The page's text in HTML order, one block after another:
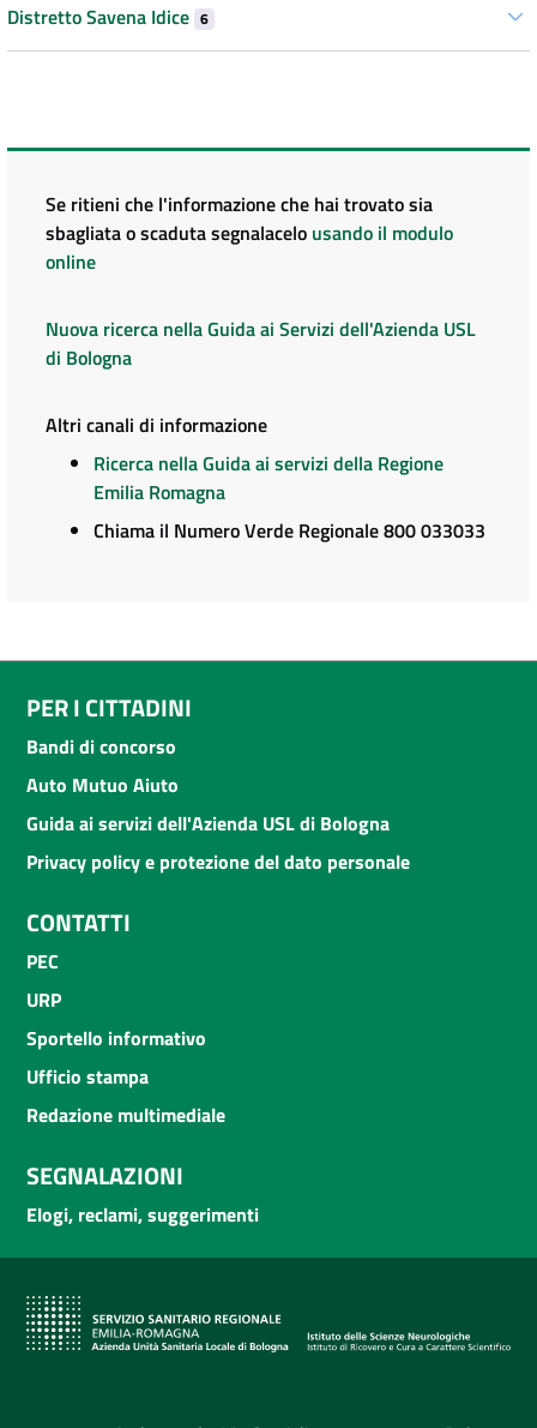
Distretto Savena Idice 6
Se ritieni che l'informazione che hai trovato sia
sbagliata o scaduta segnalacelo usando il modulo
online
Nuova ricerca nella Guida ai Servizi dell'Azienda USL
di Bologna
Altri canali di informazione
Ricerca nella Guida ai servizi della Regione
Emilia Romagna
Chiama il Numero Verde Regionale 800 033033
PER I CITTADINI
Bandi di concorso
Auto Mutuo Aiuto
Guida ai servizi dell'Azienda USL di Bologna
Privacy policy e protezione del dato personale
CONTATTI
PEC
URP
Sportello informativo
Ufficio stampa
Redazione multimediale
SEGNALAZIONI
Elogi, reclami, suggerimenti